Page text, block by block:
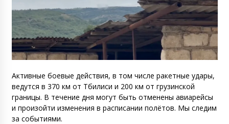
Активные боевые действия, в том числе ракетные удары,
ведутся в 370 км от Тбилиси и 200 км от грузинской
границы. В течение дня могут быть отменены авиарейсы
и произойти изменения в расписании полётов. Мы следим
за событиями.